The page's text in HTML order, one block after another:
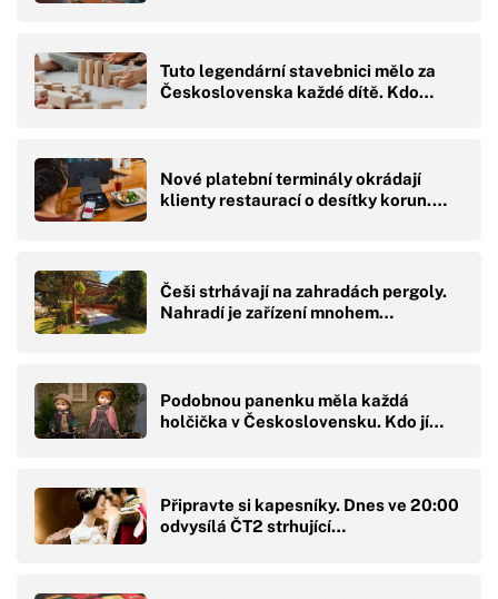
Tuto legendární stavebnici mělo za
Československa každé dítě. Kdo…
Nové platební terminály okrádají
klienty restaurací o desítky korun.…
Češi strhávají na zahradách pergoly.
Nahradí je zařízení mnohem…
Podobnou panenku měla každá
holčička v Československu. Kdo jí…
Připravte si kapesníky. Dnes ve 20:00
odvysílá ČT2 strhující…